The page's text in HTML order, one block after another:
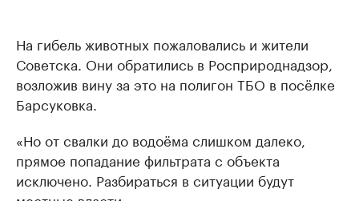
На гибель животных пожаловались и жители
Советска. Они обратились в Росприроднадзор,
возложив вину за это на полигон ТБО в посёлке
Барсуковка.
«Но от свалки до водоёма слишком далеко,
прямое попадание фильтрата с объекта
исключено. Разбираться в ситуации будут